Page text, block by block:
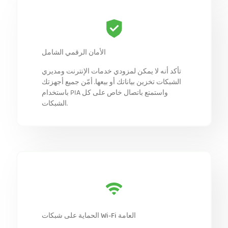
الأمان الرقمي الشامل
تأكد أنه لا يمكن لمزودي خدمات الإنترنت ومديري
الشبكات تخزين بياناتك أو بيعها. أمّن جميع أجهزتك
باستخدام PIA واستمتع باتصال خاص على كل
الشبكات.
الحماية على شبكات Wi-Fi العامة